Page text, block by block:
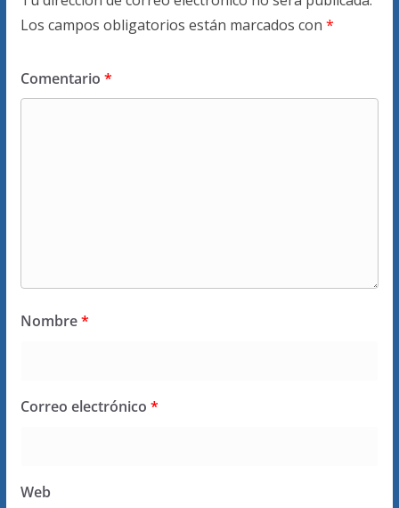
Los campos obligatorios están marcados con *
Comentario *
Nombre*
Correo electrónico *
Web